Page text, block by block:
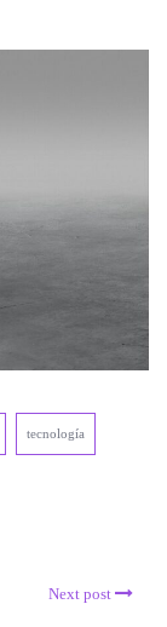
tecnología
Next post